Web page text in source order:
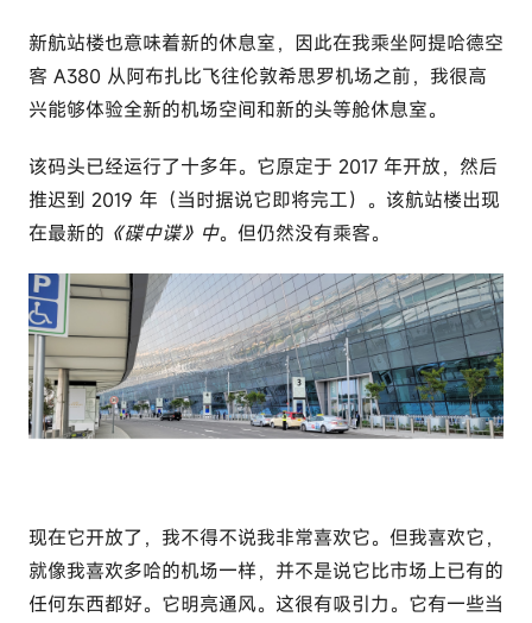
新航站楼也意味着新的休息室，因此在我乘坐阿提哈德空
客 A380 从阿布扎比飞往伦敦希思罗机场之前，我很高
兴能够体验全新的机场空间和新的头等舱休息室。
该码头已经运行了十多年。它原定于 2017 年开放，然后
推迟到 2019 年（当时据说它即将完工）。该航站楼出现
在最新的 《碟中谍》中。但仍然没有乘客。
现在它开放了，我不得不说我非常喜欢它。但我喜欢它，
就像我喜欢多哈的机场一样，并不是说它比市场上已有的
任何东西都好。它明亮通风。这很有吸引力。它有一些当